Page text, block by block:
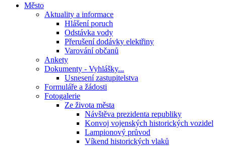
Město
Aktuality a informace
Hlášení poruch
Odstávka vody
Přerušení dodávky elektřiny
Varování občanů
Ankety
Dokumenty - Vyhlášky...
Usnesení zastupitelstva
Formuláře a žádosti
Fotogalerie
Ze života města
Návštěva prezidenta republiky
Konvoj vojenských historických vozidel
Lampionový průvod
Víkend historických vlaků